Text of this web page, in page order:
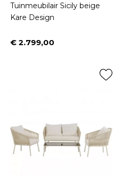
Tuinmeubilair Sicily beige
Kare Design
Prijs
€ 2.799,00